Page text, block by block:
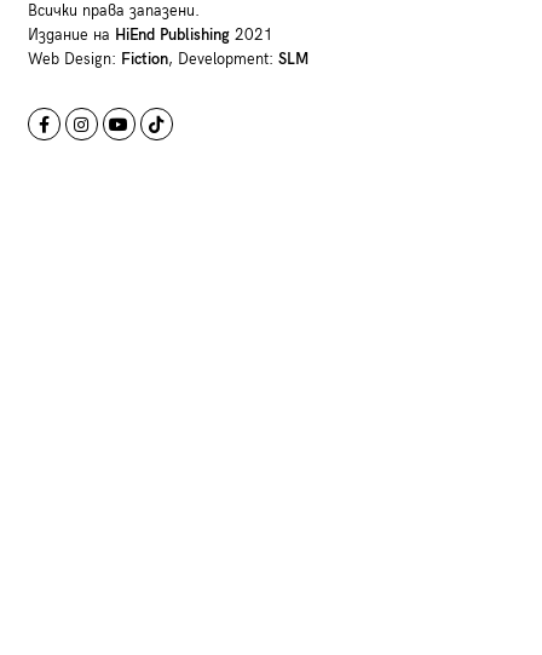
Всички права запазени.
Издание на HiEnd Publishing2021
Web Design: Fiction, Development: SLM